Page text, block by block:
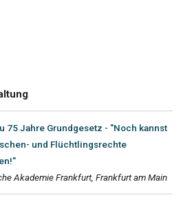
75 Jahre Grundgesetz - "Noch kannst
und Flüchtlingsrechte
Akademie Frankfurt, Frankfurt am Main